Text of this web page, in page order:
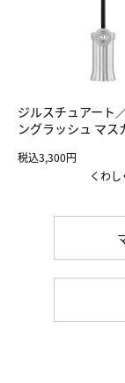
ジルスチュアート
ングラッシュ マス
税込3,300円
くわ